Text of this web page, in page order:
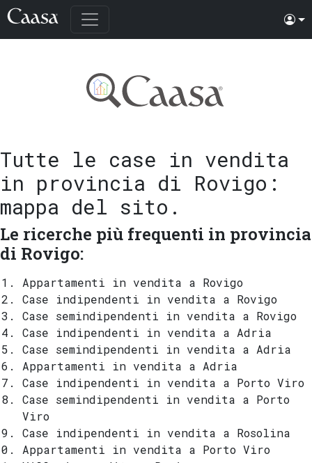
Tutte le case in vendita
in provincia di Rovigo :
mappa del sito.
Le ricerche più frequenti in provincia
di Rovigo:
Appartamenti in vendita a Rovigo
Case indipendenti in vendita a Rovigo
Case semindipendenti in vendita a Rovigo
Case indipendenti in vendita a Adria
Case semindipendenti in vendita a Adria
Appartamenti in vendita a Adria
Case indipendenti in vendita a Porto Viro
Case semindipendenti in vendita a Porto
Viro
Case indipendenti in vendita a Rosolina
Appartamenti in vendita a Porto Viro